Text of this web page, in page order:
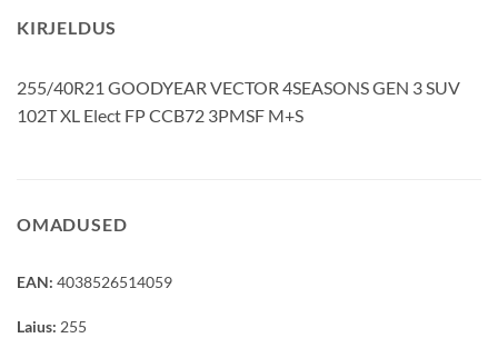
KIRJELDUS
255/40R21 GOODYEAR VECTOR 4SEASONS GEN 3 SUV
102T XL Elect FP CCB72 3PMSF M+S
OMADUSED
EAN: 4038526514059
Laius: 255